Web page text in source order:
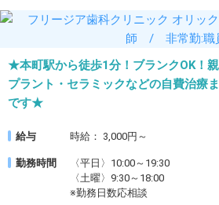
★本町駅から徒歩1分！ブランクOK！
プラント・セラミックなどの自費治療
です★
給与 時給： 3,000円～
勤務時間
〈平日〉10:00～19:30
〈土曜〉9:30～18:00
※勤務日数応相談